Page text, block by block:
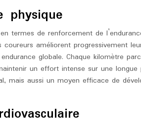
physique
termes de renforcement de
améliorent progressivement
globale. Chaque kilomètre
un effort intense sur une longue
mais aussi un moyen efficace de